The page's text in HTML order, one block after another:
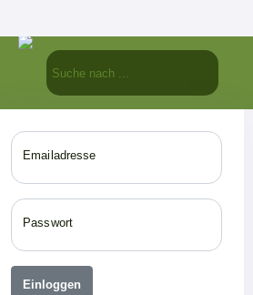
Emailadresse
Passwort
Einloggen